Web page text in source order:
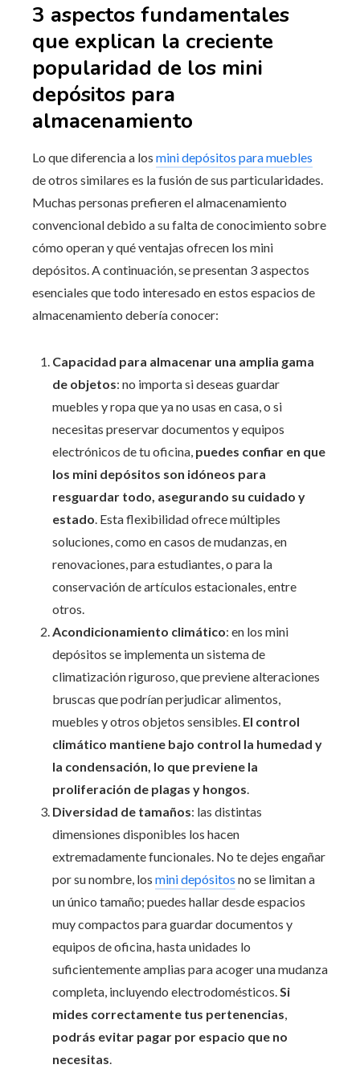
3 aspectos fundamentales
que explican la creciente
popularidad de los mini
depósitos para
almacenamiento
Lo que diferencia a los mini depósitos para muebles
de otros similares es la fusión de sus particularidades.
Muchas personas prefieren el almacenamiento
convencional debido a su falta de conocimiento sobre
cómo operan y qué ventajas ofrecen los mini
depósitos. A continuación, se presentan 3 aspectos
esenciales que todo interesado en estos espacios de
almacenamiento debería conocer:
Capacidad para almacenar una amplia gama
de objetos: no importa si deseas guardar
muebles y ropa que ya no usas en casa, o si
necesitas preservar documentos y equipos
electrónicos de tu oficina, puedes confiar en que
los mini depósitos son idóneos para
resguardar todo, asegurando su cuidado y
estado. Esta flexibilidad ofrece múltiples
soluciones, como en casos de mudanzas, en
renovaciones, para estudiantes, o para la
conservación de artículos estacionales, entre
otros.
Acondicionamiento climático: en los mini
depósitos se implementa un sistema de
climatización riguroso, que previene alteraciones
bruscas que podrían perjudicar alimentos,
muebles y otros objetos sensibles. El control
climático mantiene bajo control la humedad y
la condensación, lo que previene la
proliferación de plagas y hongos.
Diversidad de tamaños: las distintas
dimensiones disponibles los hacen
extremadamente funcionales. No te dejes engañar
por su nombre, los mini depósitos no se limitan a
un único tamaño; puedes hallar desde espacios
muy compactos para guardar documentos y
equipos de oficina, hasta unidades lo
suficientemente amplias para acoger una mudanza
completa, incluyendo electrodomésticos.Si
mides correctamente tus pertenencias,
podrás evitar pagar por espacio que no
necesitas.